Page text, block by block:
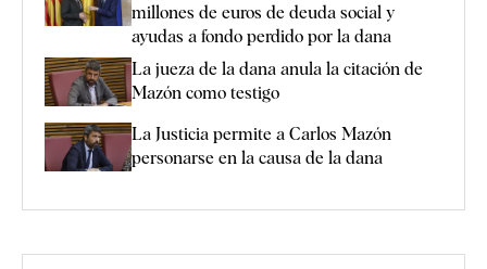
millones de euros de deuda social y
ayudas a fondo perdido por la dana
La jueza de la dana anula la citación de
Mazón como testigo
La Justicia permite a Carlos Mazón
personarse en la causa de la dana